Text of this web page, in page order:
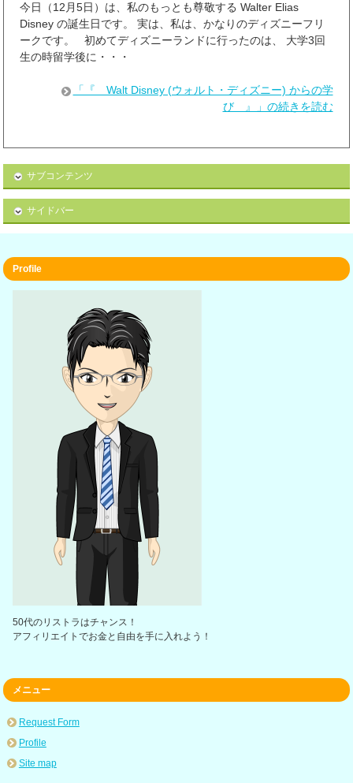
今日（12月5日）は、私のもっとも尊敬する Walter Elias
Disney の誕生日です。 実は、私は、かなりのディズニーフリ
ークです。 初めてディズニーランドに行ったのは、 大学3回
生の時留学後に・・・
「『 Walt Disney (ウォルト・ディズニー) からの学
び 』」の続きを読む
サブコンテンツ
サイドバー
Profile
50代のリストラはチャンス！
アフィリエイトでお金と自由を手に入れよう！
メニュー
Request Form
Profile
Site map